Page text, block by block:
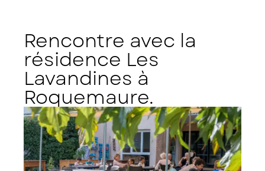
Rencontre avec la
résidence Les
Lavandines à
Roquemaure.